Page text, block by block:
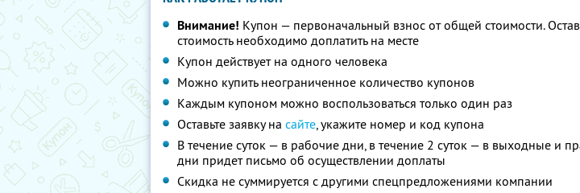
Внимание! Купон — первоначальный взнос от общей стоимости.
стоимость необходимо доплатить на месте
Купон действует на одного человека
Можно купить неограниченное количество купонов
Каждым купоном можно воспользоваться только один раз
Оставьте заявку на сайте, укажите номер и код купона
В течение суток — в рабочие дни, в течение 2 суток — в выходные и
дни придет письмо об осуществлении доплаты
Скидка не суммируется с другими спецпредложениями компании